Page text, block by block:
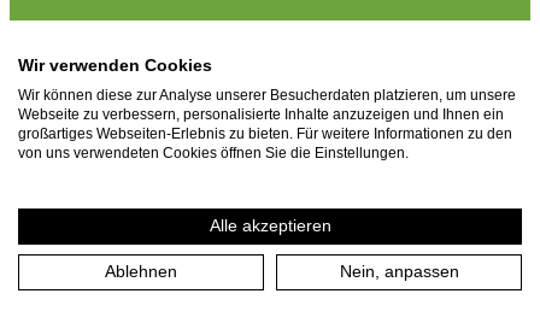
Othello
The Lord Chamberlain’s Menpresent Shakespeare at Kloster Saarn
More Tickets
Begegnungsstätte Kloster Saarn
Wir verwenden Cookies
Wir können diese zur Analyse unserer Besucherdaten platzieren, um unsere
Webseite zu verbessern, personalisierte Inhalte anzuzeigen und Ihnen ein
großartiges Webseiten-Erlebnis zu bieten. Für weitere Informationen zu den
von uns verwendeten Cookies öffnen Sie die Einstellungen.
Alle akzeptieren
Ablehnen Nein, anpassen